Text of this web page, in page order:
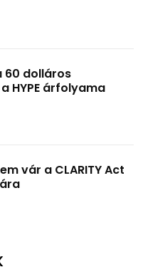
60 dolláros
HYPE árfolyama
vár a CLARITY Act